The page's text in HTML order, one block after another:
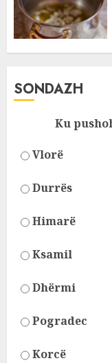
SONDAZH
Ku
Vlorë
Durrës
Himarë
Ksamil
Dhërmi
Pogradec
Korcë